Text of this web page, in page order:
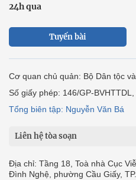
24h qua
Tuyến bài
Cơ quan chủ quản: Bộ Dân tộc
Số giấy phép: 146/GP-
Tổng biên tập: Nguyễn Văn Bá
Liên hệ tòa soạn
Địa chỉ: Tầng 18, Toà nhà Cục
Đình Nghệ, phường Cầu Giấy,